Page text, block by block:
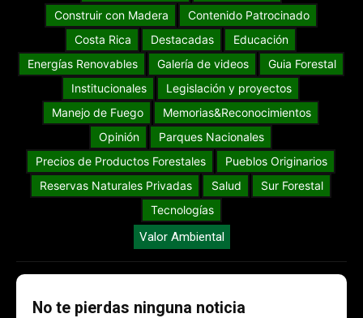
Construir con Madera
Contenido Patrocinado
Costa Rica
Destacadas
Educación
Energías Renovables
Galería de videos
Guia Forestal
Institucionales
Legislación y proyectos
Manejo de Fuego
Memorias&Reconocimientos
Opinión
Parques Nacionales
Precios de Productos Forestales
Pueblos Originarios
Reservas Naturales Privadas
Salud
Sur Forestal
Tecnologías
Valor Ambiental
No te pierdas ninguna noticia